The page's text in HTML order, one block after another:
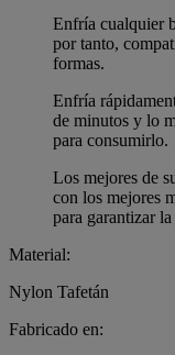
Enfría cualquier
por tanto,
formas.
Enfría
de minutos y lo
para consumirlo.
Los mejores de
con los mejores
para garantizar
Material:
Nylon Tafetán
Fabricado en: